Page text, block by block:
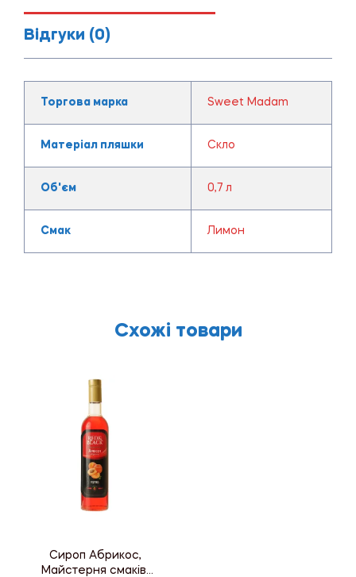
Відгуки (0)
Торгова марка Sweet Madam
Матеріал пляшки Скло
Об'єм 0,7 л
Смак Лимон
Схожі товари
Сироп Абрикос,
Майстерня смаків,